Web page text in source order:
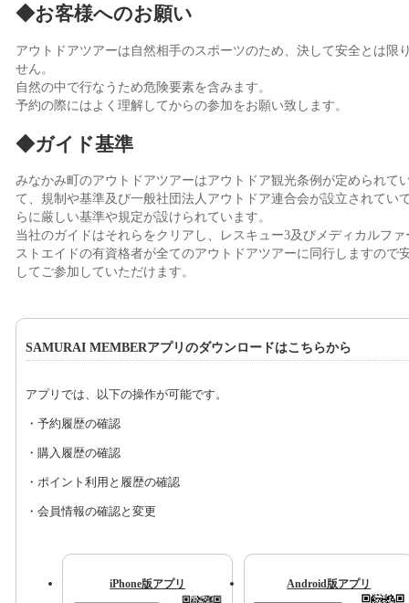
◆お客様へのお願い
アウトドアツアーは自然相手のスポーツのため、決して安全とは限
せん。
自然の中で行なうため危険要素を含みます。
予約の際にはよく理解してからの参加をお願い致します。
◆ガイド基準
みなかみ町のアウトドアツアーはアウトドア観光条例が定められて
て、規制や基準及び一般社団法人アウトドア連合会が設立されてい
らに厳しい基準や規定が設けられています。
当社のガイドはそれらをクリアし、レスキュー3及びメディカルファ
ストエイドの有資格者が全てのアウトドアツアーに同行しますので
してご参加していただけます。
SAMURAI MEMBERアプリのダウンロードはこちらから
アプリでは、以下の操作が可能です。
・予約履歴の確認
・購入履歴の確認
・ポイント利用と履歴の確認
・会員情報の確認と変更
iPhone版アプリ Android版アプリ